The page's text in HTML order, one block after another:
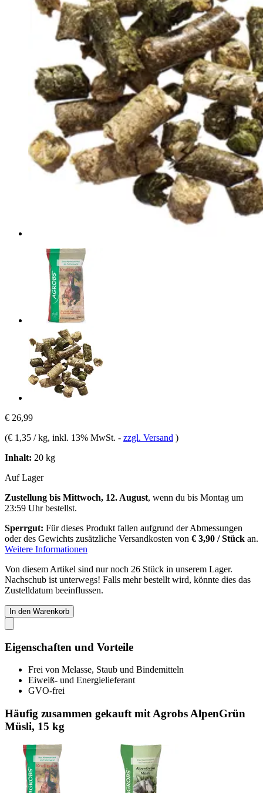
€ 26,99
(€ 1,35 / kg, inkl. 13% MwSt. - zzgl. Versand )
Inhalt: 20 kg
Auf Lager
Zustellung bis Mittwoch, 12. August, wenn du bis Montag um
23:59 Uhrbestellst.
Sperrgut: Für dieses Produkt fallen aufgrund der Abmessungen
oder des Gewichts zusätzliche Versandkosten von € 3,90 / Stück an.
Weitere Informationen
Von diesem Artikel sind nur noch 26 Stück in unserem Lager.
Nachschub ist unterwegs! Falls mehr bestellt wird, könnte dies das
Zustelldatum beeinflussen.
In den Warenkorb
Eigenschaften und Vorteile
Frei von Melasse, Staub und Bindemitteln
Eiweiß- und Energielieferant
GVO-frei
Häufig zusammen gekauft mit Agrobs AlpenGrün
Müsli, 15 kg